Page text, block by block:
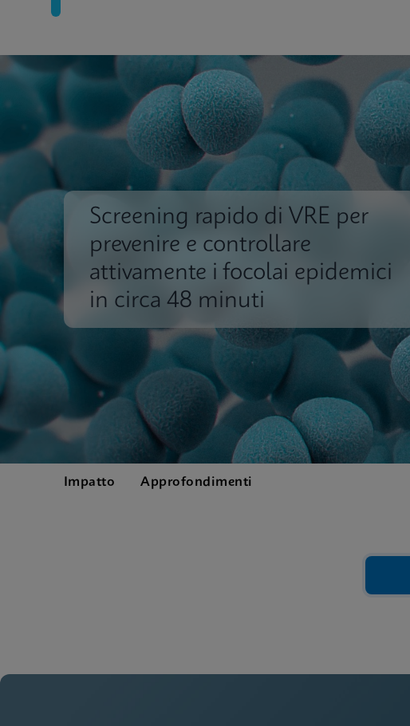
Screening rapido di VRE per
prevenire e controllare
attivamente i focolai epidemici
in circa 48 minuti
Impatto Approfondimenti